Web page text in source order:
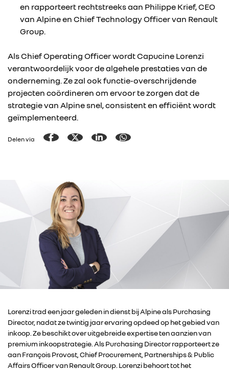
en rapporteert rechtstreeks aan Philippe Krief, CEO
van Alpine en Chief Technology Officer van Renault
Group.
Als Chief Operating Officer wordt Capucine Lorenzi
verantwoordelijk voor de algehele prestaties van de
onderneming. Ze zal ook functie-overschrijdende
projecten coördineren om ervoor te zorgen dat de
strategie van Alpine snel, consistent en efficiënt wordt
geïmplementeerd.
Delen via
Lorenzi trad een jaar geleden in dienst bij Alpine als Purchasing
Director, nadat ze twintig jaar ervaring opdeed op het gebied van
inkoop. Ze beschikt over uitgebreide expertise ten aanzien van
premium inkoopstrategie. Als Purchasing Director rapporteert ze
aan François Provost, Chief Procurement, Partnerships & Public
Affairs Officer van Renault Group. Lorenzi behoort tot het